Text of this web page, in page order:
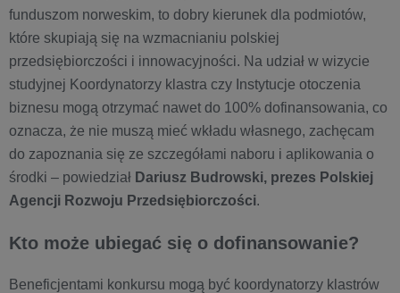
funduszom norweskim, to dobry kierunek dla podmiotów,
które skupiają się na wzmacnianiu polskiej
przedsiębiorczości i innowacyjności. Na udział w wizycie
studyjnej Koordynatorzy klastra czy Instytucje otoczenia
biznesu mogą otrzymać nawet do 100% dofinansowania, co
oznacza, że nie muszą mieć wkładu własnego, zachęcam
do zapoznania się ze szczegółami naboru i aplikowania o
środki – powiedział Dariusz Budrowski, prezes Polskiej
Agencji Rozwoju Przedsiębiorczości.
Kto może ubiegać się o dofinansowanie?
Beneficjentami konkursu mogą być koordynatorzy klastrów